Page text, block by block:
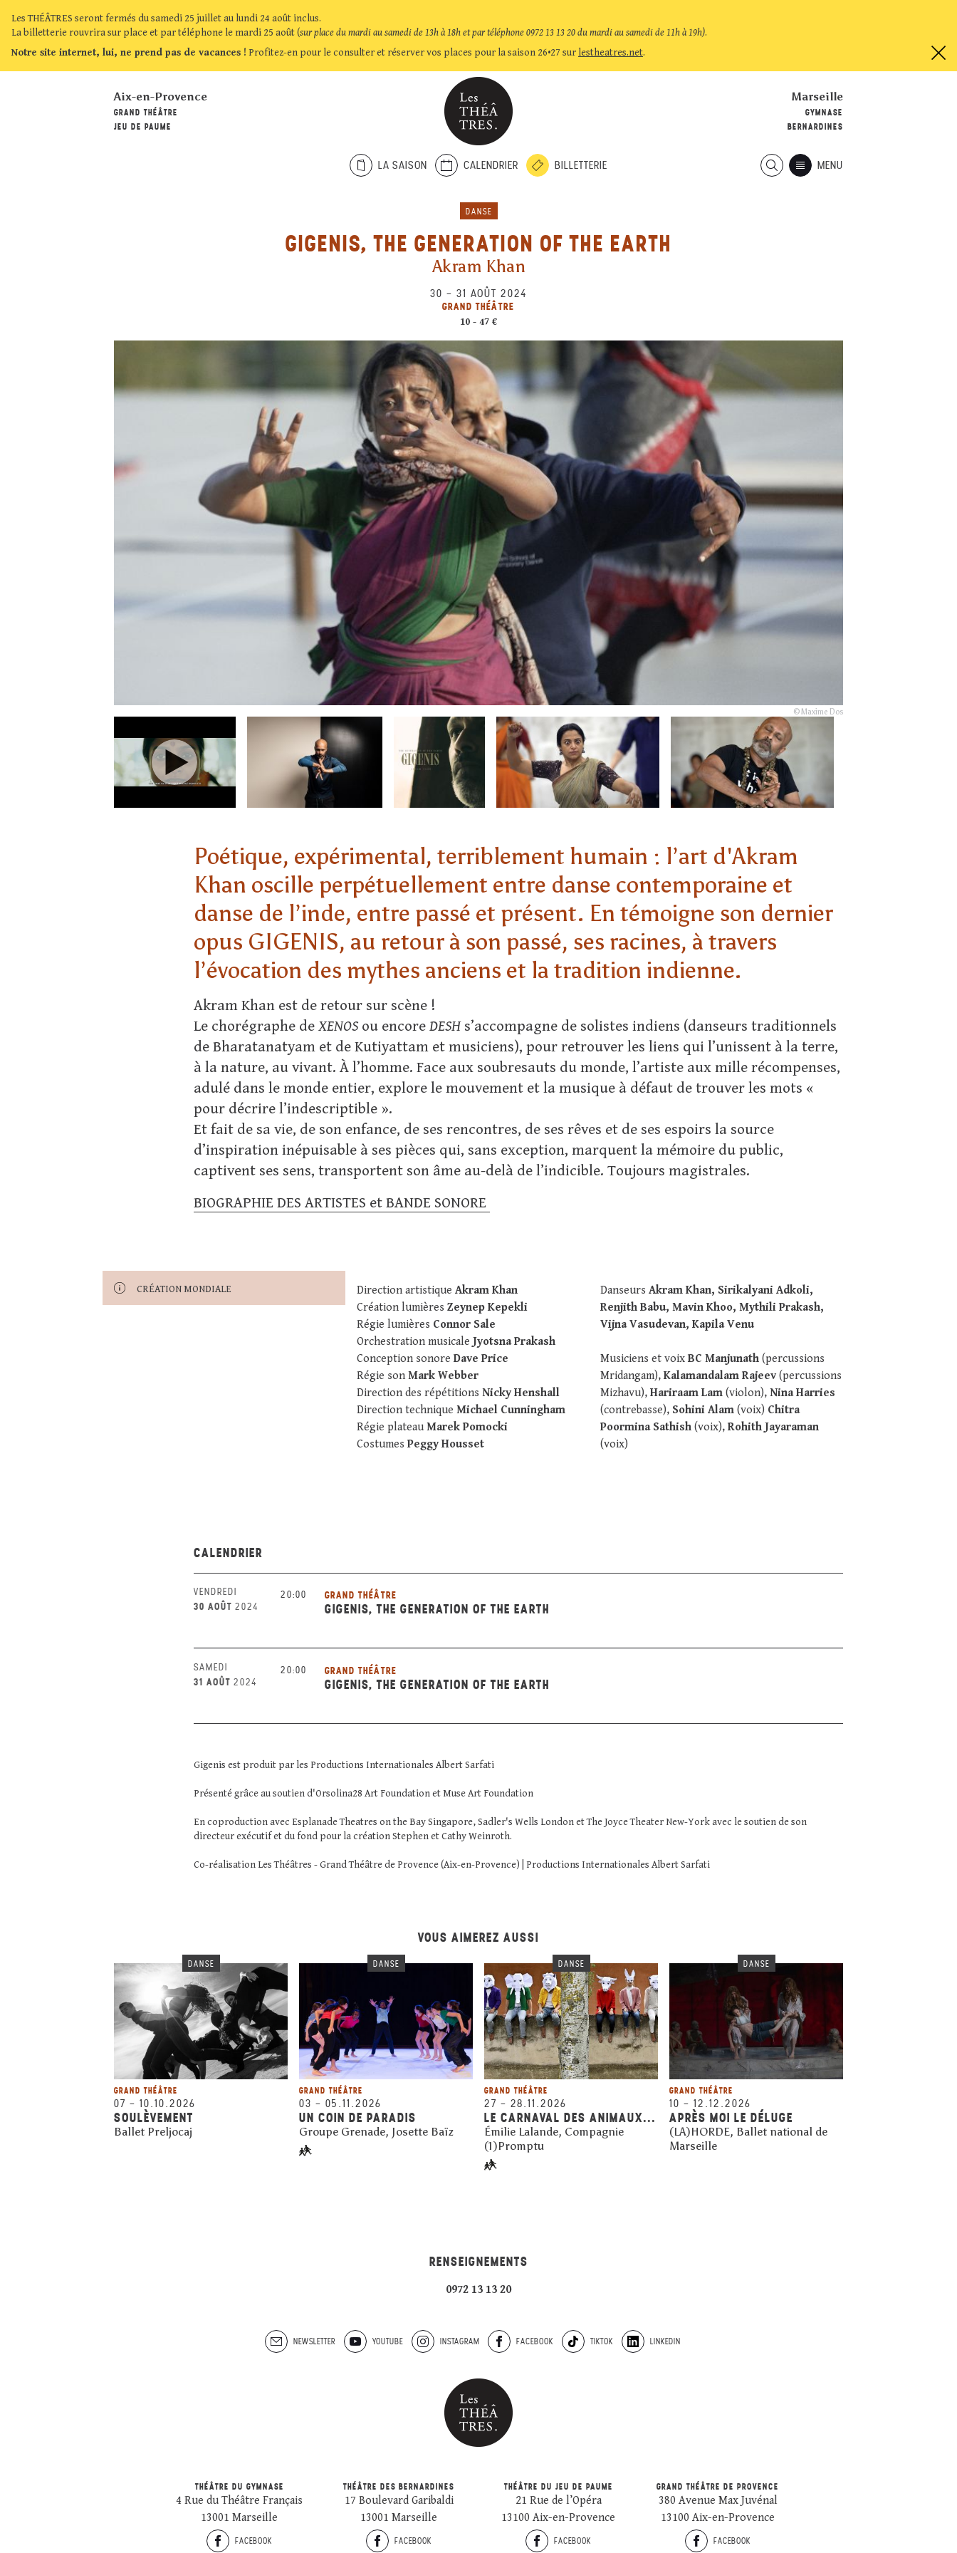
Les THÉÂTRES seront fermés du samedi 25 juillet au lundi 24 août inclus.
La billetterie rouvrira sur place et par téléphone le mardi 25 août (sur place du mardi au samedi de 13h à 18h et par téléphone 0972 13 13 20 du mardi au samedi de 11h à 19h).
Notre site internet, lui, ne prend pas de vacances ! Profitez-en pour le consulter et réserver vos places pour la saison 26•27 sur lestheatres.net.
Marseille
GYMNASE
BERNARDINES
Aix-en-Provence
GRAND THÉÂTRE
JEU DE PAUME
LA SAISON CALENDRIER BILLETTERIE MENU
DANSE
GIGENIS, THE GENERATION OF THE EARTH
Akram Khan
30 – 31 AOÛT 2024
GRAND THÉÂTRE
10 - 47 €
© Maxime Dos
Poétique, expérimental, terriblement humain : l’art d'Akram
Khan oscille perpétuellement entre danse contemporaine et
danse de l’inde, entre passé et présent. En témoigne son dernier
opus GIGENIS, au retour à son passé, ses racines, à travers
l’évocation des mythes anciens et la tradition indienne.
Akram Khan est de retour sur scène !
Le chorégraphe deXENOS ou encore DESHs’accompagne de solistes indiens (danseurs traditionnels
de Bharatanatyam et de Kutiyattam et musiciens), pour retrouver les liens qui l’unissent à la terre,
à la nature, au vivant. À l’homme. Face aux soubresauts du monde, l’artiste aux mille récompenses,
adulé dans le monde entier, explore le mouvement et la musique à défaut de trouver les mots «
pour décrire l’indescriptible ».
Et fait de sa vie, de son enfance, de ses rencontres, de ses rêves et de ses espoirs la source
d’inspiration inépuisable à ses pièces qui, sans exception, marquent la mémoire du public,
captivent ses sens, transportent son âme au-delà de l’indicible. Toujours magistrales.
BIOGRAPHIE DES ARTISTES et BANDE SONORE
Direction artistiqueAkram Khan
Création lumièresZeynep Kepekli
Régie lumières Connor Sale
Orchestration musicaleJyotsna Prakash
Conception sonoreDave Price
Régie sonMark Webber
Direction des répétitions Nicky Henshall
Direction techniqueMichael Cunningham
Régie plateauMarek Pomocki
CostumesPeggy Housset
Danseurs Akram Khan, Sirikalyani Adkoli,
Renjith Babu, Mavin Khoo, Mythili Prakash,
Vijna Vasudevan, Kapila Venu
Musiciens et voix BC Manjunath(percussions
Mridangam), Kalamandalam Rajeev(percussions
Mizhavu), Hariraam Lam(violon), Nina Harries
(contrebasse), Sohini Alam(voix) Chitra
Poormina Sathish(voix), Rohith Jayaraman
(voix)
CRÉATION MONDIALE
CALENDRIER
VENDREDI
30 AOÛT 2024
20:00 GRAND THÉÂTRE
GIGENIS, THE GENERATION OF THE EARTH
SAMEDI
31 AOÛT 2024
20:00 GRAND THÉÂTRE
GIGENIS, THE GENERATION OF THE EARTH
Gigenis est produit par les Productions Internationales Albert Sarfati
Présenté grâce au soutien d'Orsolina28 Art Foundation et Muse Art Foundation
En coproduction avec Esplanade Theatres on the Bay Singapore, Sadler's Wells London et The Joyce Theater New-York avec le soutien de son
directeur exécutif et du fond pour la création Stephen et Cathy Weinroth.
Co-réalisation Les Théâtres - Grand Théâtre de Provence (Aix-en-Provence) | Productions Internationales Albert Sarfati
VOUS AIMEREZ AUSSI
DANSE
GRAND THÉÂTRE
07 – 10.10.2026
SOULÈVEMENT
Ballet Preljocaj
DANSE
GRAND THÉÂTRE
03 – 05.11.2026
UN COIN DE PARADIS
Groupe Grenade, Josette Baïz
DANSE
GRAND THÉÂTRE
27 – 28.11.2026
LE CARNAVAL DES ANIMAUX...
Émilie Lalande, Compagnie
(1)Promptu
DANSE
GRAND THÉÂTRE
10 – 12.12.2026
APRÈS MOI LE DÉLUGE
(LA)HORDE, Ballet national de
Marseille
RENSEIGNEMENTS
0972 13 13 20
NEWSLETTER YOUTUBE INSTAGRAM FACEBOOK TIKTOK LINKEDIN
THÉÂTRE DU GYMNASE
4 Rue du Théâtre Français
13001 Marseille
FACEBOOK
THÉÂTRE DES BERNARDINES
17 Boulevard Garibaldi
13001 Marseille
FACEBOOK
THÉÂTRE DU JEU DE PAUME
21 Rue de l’Opéra
13100 Aix-en-Provence
FACEBOOK
GRAND THÉÂTRE DE PROVENCE
380 Avenue Max Juvénal
13100 Aix-en-Provence
FACEBOOK